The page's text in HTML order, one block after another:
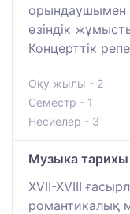
орындаушымен
өзіндік
Концерттік
Оқу жылы - 2
Семестр - 1
Несиелер - 3
Музыка тарихы
XVII-XVIII
романтикалық